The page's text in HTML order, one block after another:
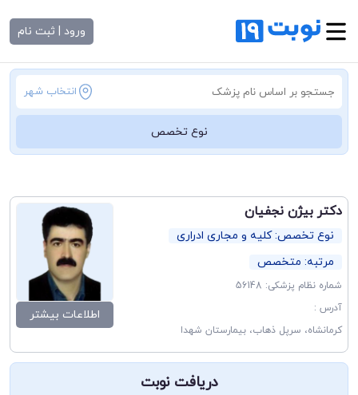
ورود | ثبت نام
انتخاب شهر
نوع تخصص
دکتر بیژن نجفیان
نوع تخصص: کلیه و مجاری ادراری
مرتبه: متخصص
شماره نظام پزشکی: 56148
آدرس :
کرمانشاه، سرپل ذهاب، بیمارستان شهدا
اطلاعات بیشتر
دریافت نوبت